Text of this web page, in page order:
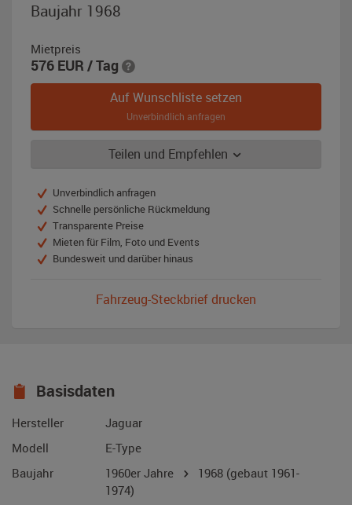
Baujahr 1968
Mietpreis
576 EUR / Tag
Auf Wunschliste setzen
Unverbindlich anfragen
Teilen und Empfehlen
Unverbindlich anfragen
Schnelle persönliche Rückmeldung
Transparente Preise
Mieten für Film, Foto und Events
Bundesweit und darüber hinaus
Fahrzeug-Steckbrief drucken
Basisdaten
Hersteller
Jaguar
Modell
E-Type
Baujahr
1960er Jahre 1968 (gebaut 1961-
1974)